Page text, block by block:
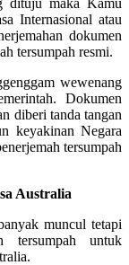
Internasional atau
dokumen
tersumpah resmi.
wewenang
Dokumen
diberi tanda tangan
keyakinan Negara
tersumpah
Australia
muncul tetapi
tersumpah untuk